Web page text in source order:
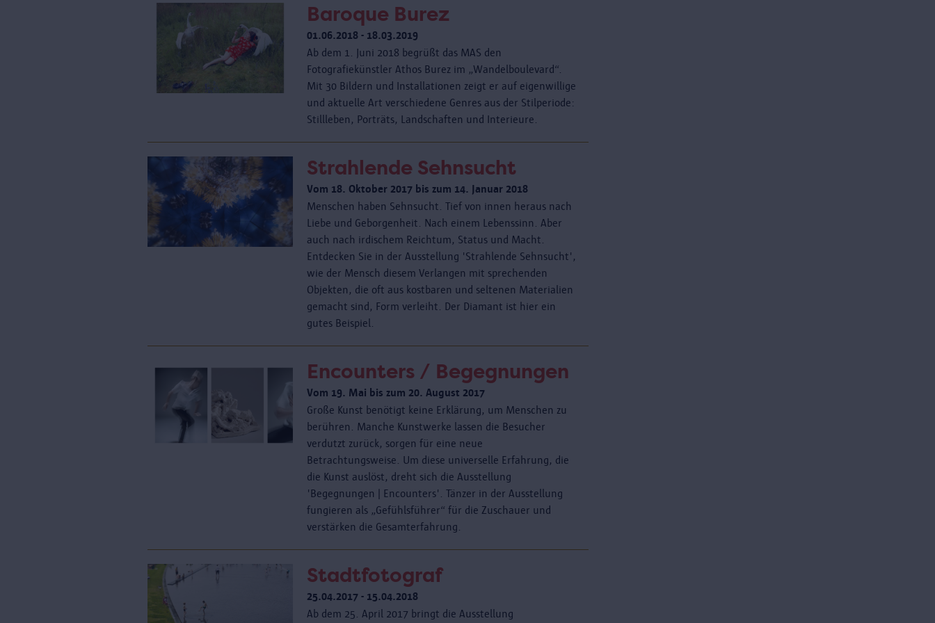
Baroque Burez
01.06.2018 - 18.03.2019
Ab dem 1. Juni 2018 begrüßt das MAS den
Fotografiekünstler Athos Burez im „Wandelboulevard“.
Mit 30 Bildern und Installationen zeigt er auf eigenwillige
und aktuelle Art verschiedene Genres aus der Stilperiode:
Stillleben, Porträts, Landschaften und Interieure.
Strahlende Sehnsucht
Vom 18. Oktober 2017 bis zum 14. Januar 2018
Menschen haben Sehnsucht. Tief von innen heraus nach
Liebe und Geborgenheit. Nach einem Lebenssinn. Aber
auch nach irdischem Reichtum, Status und Macht.
Entdecken Sie in der Ausstellung 'Strahlende Sehnsucht',
wie der Mensch diesem Verlangen mit sprechenden
Objekten, die oft aus kostbaren und seltenen Materialien
gemacht sind, Form verleiht. Der Diamant ist hier ein
gutes Beispiel.
Encounters / Begegnungen
Vom 19. Mai bis zum 20. August 2017
Große Kunst benötigt keine Erklärung, um Menschen zu
berühren. Manche Kunstwerke lassen die Besucher
verdutzt zurück, sorgen für eine neue
Betrachtungsweise. Um diese universelle Erfahrung, die
die Kunst auslöst, dreht sich die Ausstellung
'Begegnungen | Encounters'. Tänzer in der Ausstellung
fungieren als „Gefühlsführer“ für die Zuschauer und
verstärken die Gesamterfahrung.
Stadtfotograf
25.04.2017 - 15.04.2018
Ab dem 25. April 2017 bringt die Ausstellung